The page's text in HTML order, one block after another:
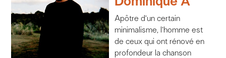
Apôtre d’un certain
minimalisme, l’homme est
de ceux qui ont rénové en
profondeur la chanson